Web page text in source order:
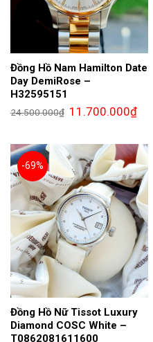
Đồng Hồ Nam Hamilton Date
Day DemiRose –
H32595151
24.500.000₫ Giá
gốc
11.700.000₫Giá
hiện
-69%
Đồng Hồ Nữ Tissot Luxury
Diamond COSC White –
T0862081611600